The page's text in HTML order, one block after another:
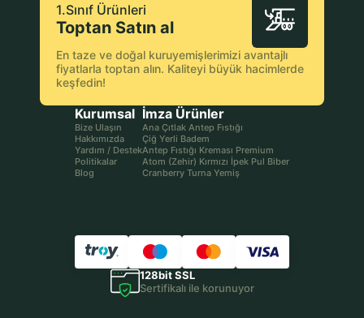
Kurumsal
Bize Ulaşın
Hakkımızda
Yardım / Destek
Politikalar
Blog
İmza Ürünler
Ana Çıtlak Antep Fıstığı
Çiğ Yerli Badem
Antep Fıstığı Kreması Premium
Atom (Zehir) Kırmızı İpek Pul Biber
Cranberry Turna Yemiş
1.Sınıf Ürünleri
Toptan Satın al
En taze ve doğal kuruyemişlerimizi avantajlı
fiyatlarla toptan alın. Kaliteyi büyük hacimlerde
keşfedin!
128bit SSL
Sertifikalı ile korunuyor